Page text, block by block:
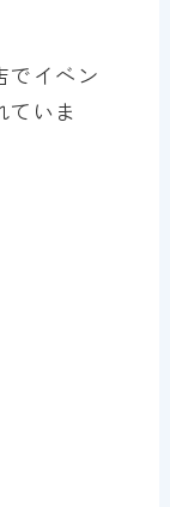
でイベン
ていま